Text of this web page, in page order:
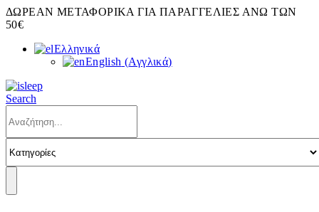
ΔΩΡΕΑΝ ΜΕΤΑΦΟΡΙΚΑ ΓΙΑ ΠΑΡΑΓΓΕΛΙΕΣ ΑΝΩ ΤΩΝ
50€
Ελληνικά
English (Αγγλικά)
Search